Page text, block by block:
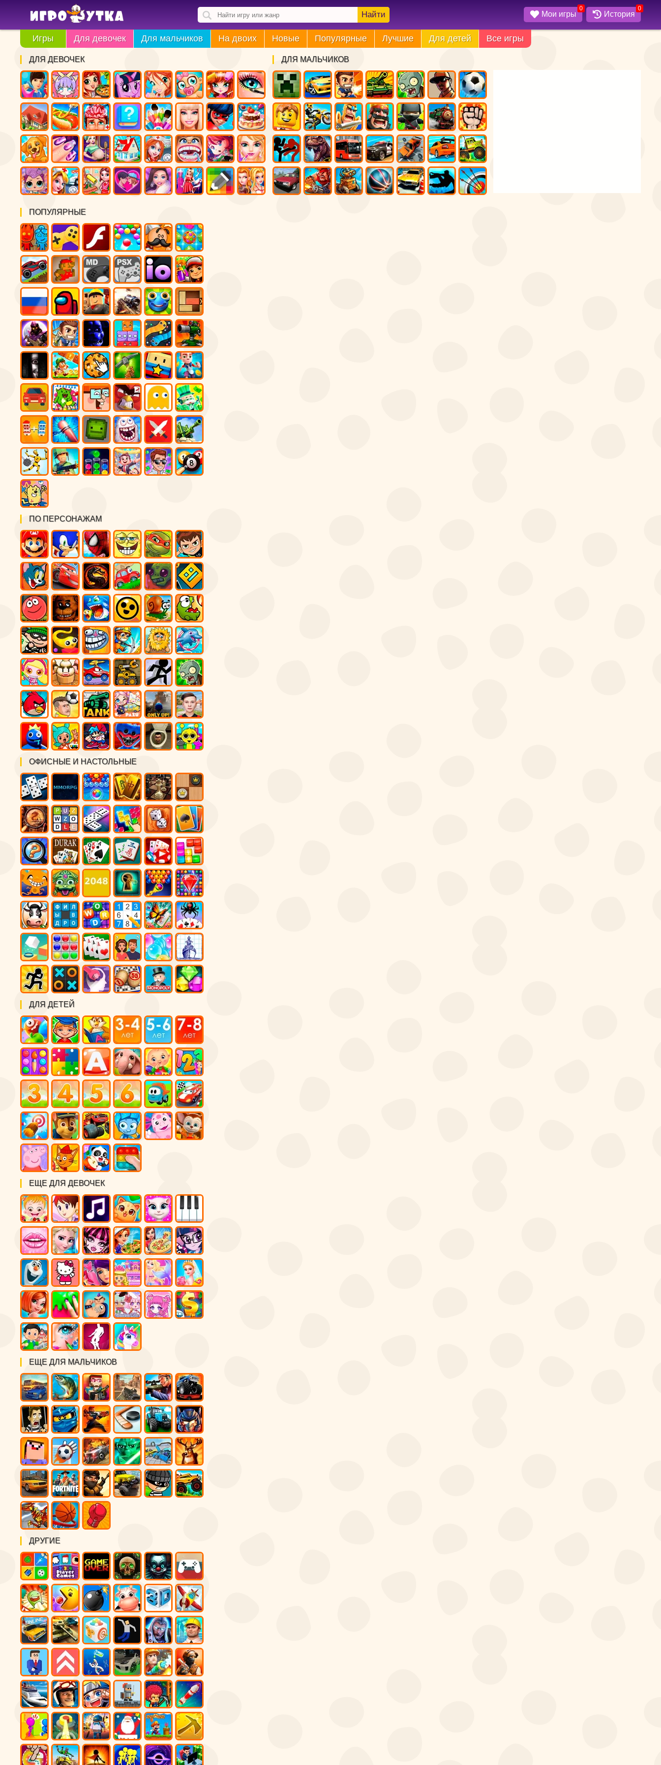
Найти Мои игры
0
История
0
Игры Для девочек Для мальчиков На двоих Новые Популярные Лучшие Для детей Все игры
ДЛЯ МАЛЬЧИКОВ
ДЛЯ ДЕВОЧЕК
ПОПУЛЯРНЫЕ
ПО ПЕРСОНАЖАМ
ОФИСНЫЕ И НАСТОЛЬНЫЕ
ДЛЯ ДЕТЕЙ
ЕЩЕ ДЛЯ ДЕВОЧЕК
ЕЩЕ ДЛЯ МАЛЬЧИКОВ
ДРУГИЕ